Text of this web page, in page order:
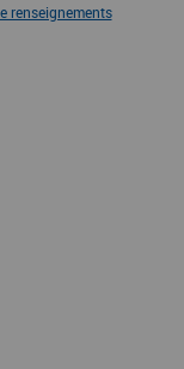
renseignements